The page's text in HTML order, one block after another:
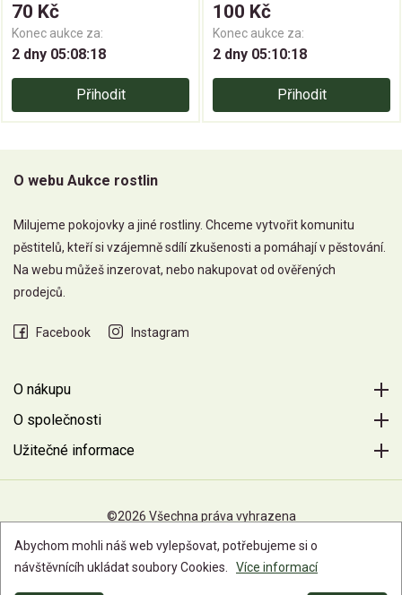
70 Kč
Konec aukce za:
2 dny 05:08:18
Přihodit
100 Kč
Konec aukce za:
2 dny 05:10:18
Přihodit
O webu Aukce rostlin
Milujeme pokojovky a jiné rostliny. Chceme vytvořit komunitu
pěstitelů, kteří si vzájemně sdílí zkušenosti a pomáhají v pěstování.
Na webu můžeš inzerovat, nebo nakupovat od ověřených
prodejců.
Facebook Instagram
O nákupu
O společnosti
Užitečné informace
©2026 Všechna práva vyhrazena
Abychom mohli náš web vylepšovat, potřebujeme si o
návštěvnícíh ukládat soubory Cookies.
Více informací